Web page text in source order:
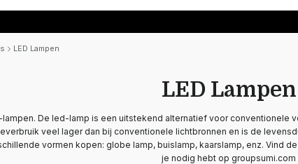
LED Lampen
LED Lampen
De led-lamp is een uitstekend alternatief voor conventionele
veel lager dan bij conventionele lichtbronnen en is de
vormen kopen: globe lamp, buislamp, kaarslamp, enz. Vind
je nodig hebt op groupsumi.com